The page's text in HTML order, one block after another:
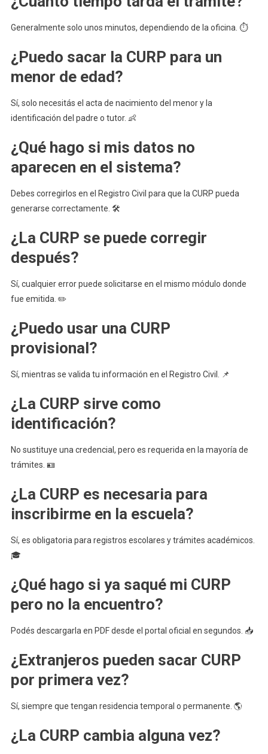
Generalmente solo unos minutos, dependiendo de la oficina. ⏱️
¿Puedo sacar la CURP para un
menor de edad?
Sí, solo necesitás el acta de nacimiento del menor y la
identificación del padre o tutor. 👶
¿Qué hago si mis datos no
aparecen en el sistema?
Debes corregirlos en el Registro Civil para que la CURP pueda
generarse correctamente. 🛠️
¿La CURP se puede corregir
después?
Sí, cualquier error puede solicitarse en el mismo módulo donde
fue emitida. ✏️
¿Puedo usar una CURP
provisional?
Sí, mientras se valida tu información en el Registro Civil. 📌
¿La CURP sirve como
identificación?
No sustituye una credencial, pero es requerida en la mayoría de
trámites. 🪪
¿La CURP es necesaria para
inscribirme en la escuela?
Sí, es obligatoria para registros escolares y trámites académicos.
🎓
¿Qué hago si ya saqué mi CURP
pero no la encuentro?
Podés descargarla en PDF desde el portal oficial en segundos. 📥
¿Extranjeros pueden sacar CURP
por primera vez?
Sí, siempre que tengan residencia temporal o permanente. 🌎
¿La CURP cambia alguna vez?